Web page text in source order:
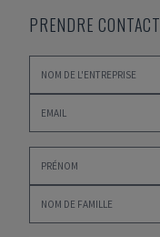
PRENDRE CONTACT